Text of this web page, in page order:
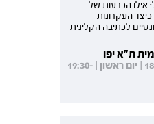
אילו הכרעות של
העקרונות
לכתיבה הקלינית
ת"א יפו
מפגש מקוון | 18.10.2026 | יום ראשון | 19:30-